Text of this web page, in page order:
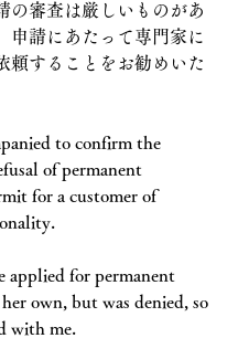
の審査は厳しいものがあ
申請にあたって専門家に
頼することをお勧めいた
to confirm the
of permanent
for a customer of
applied for permanent
own, but was denied, so
with me.